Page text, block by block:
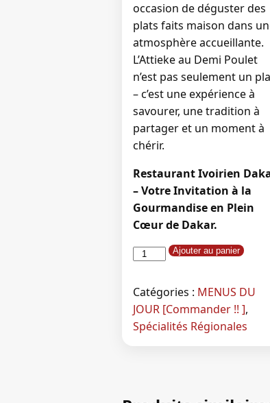
occasion de déguster des
plats faits maison dans
atmosphère accueillante.
L’Attieke au Demi Poulet
n’est pas seulement un
– c’est une expérience à
savourer, une tradition à
partager et un moment à
chérir.
Restaurant Ivoirien
– Votre Invitation à la
Gourmandise en Plein
Cœur de Dakar.
quantité
Attieke
au
Demi
Poulet
Ajouter au panier
Catégories : MENUS DU
JOUR [Commander !! ],
Spécialités Régionales